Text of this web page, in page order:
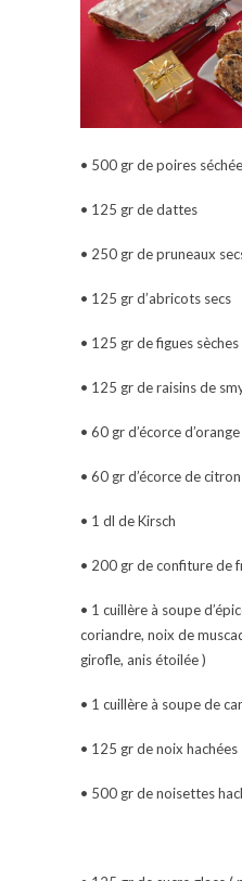
• 500 gr de poires
• 125 gr de dattes
• 250 gr de pruneaux
• 125 gr d’abricots secs
• 125 gr de figues sèches
• 125 gr de raisins de
• 60 gr d’écorce
• 60 gr d’écorce de
• 1 dl de Kirsch
• 200 gr de confiture de
• 1 cuillère à soupe
coriandre, noix de
girofle, anis étoilée )
• 1 cuillère à soupe de
• 125 gr de noix hachées
• 500 gr de noisettes